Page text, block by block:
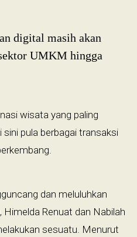
digital masih akan
UMKM hingga
wisata yang paling
sini pula berbagai transaksi
dan meluluhkan
Renuat dan Nabilah
sesuatu. Menurut